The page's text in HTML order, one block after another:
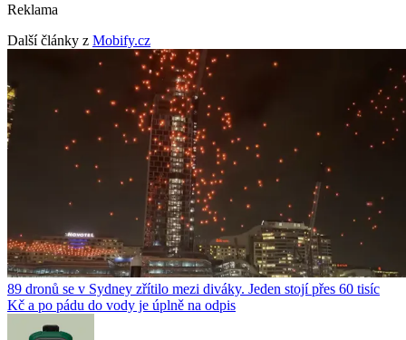
Reklama
Další články z Mobify.cz
89 dronů se v Sydney zřítilo mezi diváky. Jeden stojí přes 60 tisíc
Kč a po pádu do vody je úplně na odpis